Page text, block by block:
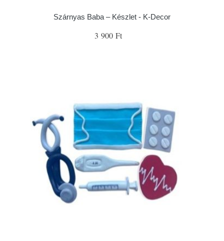
Szárnyas Baba – Készlet - K-Decor
3 900 Ft